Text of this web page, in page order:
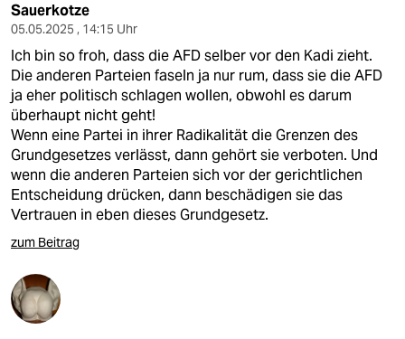
veranstaltungen
shop
fragen & hilfe
unterstützen
abo
genossenschaft
epaper login
Sauerkotze
05.05.2025 , 14:15 Uhr
Ich bin so froh, dass die AFD selber vor den Kadi zieht.
Die anderen Parteien faseln ja nur rum, dass sie die AFD
ja eher politisch schlagen wollen, obwohl es darum
überhaupt nicht geht!
Wenn eine Partei in ihrer Radikalität die Grenzen des
Grundgesetzes verlässt, dann gehört sie verboten. Und
wenn die anderen Parteien sich vor der gerichtlichen
Entscheidung drücken, dann beschädigen sie das
Vertrauen in eben dieses Grundgesetz.
zum Beitrag